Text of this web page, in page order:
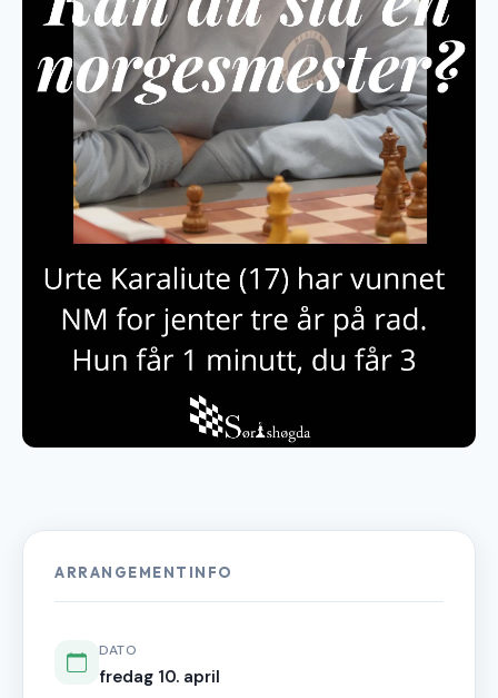
ARRANGEMENTINFO
DATO
fredag 10. april